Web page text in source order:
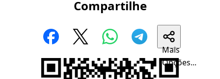
Compartilhe
Mais
Opções...